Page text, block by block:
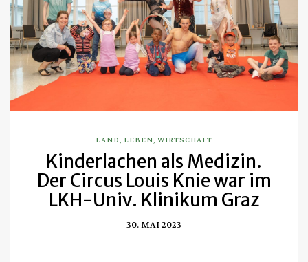
LAND, LEBEN, WIRTSCHAFT
Kinderlachen als Medizin.
Der Circus Louis Knie war im
LKH-Univ. Klinikum Graz
30. MAI 2023